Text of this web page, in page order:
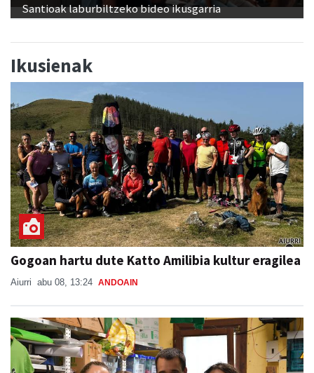
Santioak laburbiltzeko bideo ikusgarria
Ikusienak
Gogoan hartu dute Katto Amilibia kultur eragilea
Aiurri abu 08, 13:24 ANDOAIN